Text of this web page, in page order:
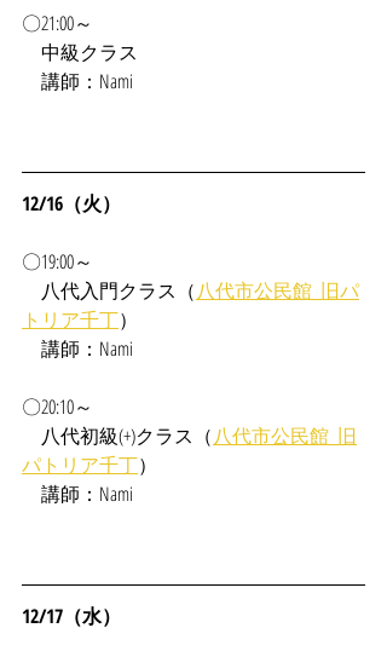
〇21:00～
中級クラス
講師：Nami
12/16（火）
〇19:00～
八代入門クラス（八代市公民館_旧パ
トリア千丁）
講師：Nami
〇20:10～
八代初級(+)クラス（八代市公民館_旧
パトリア千丁）
講師：Nami
12/17（水）